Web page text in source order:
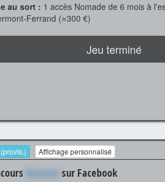
au sort : 1 accès Nomade de 6 mois à
Ferrand (≈300 €)
Jeu terminé
Affichage personnalisé
Xxxxxxx sur Facebook